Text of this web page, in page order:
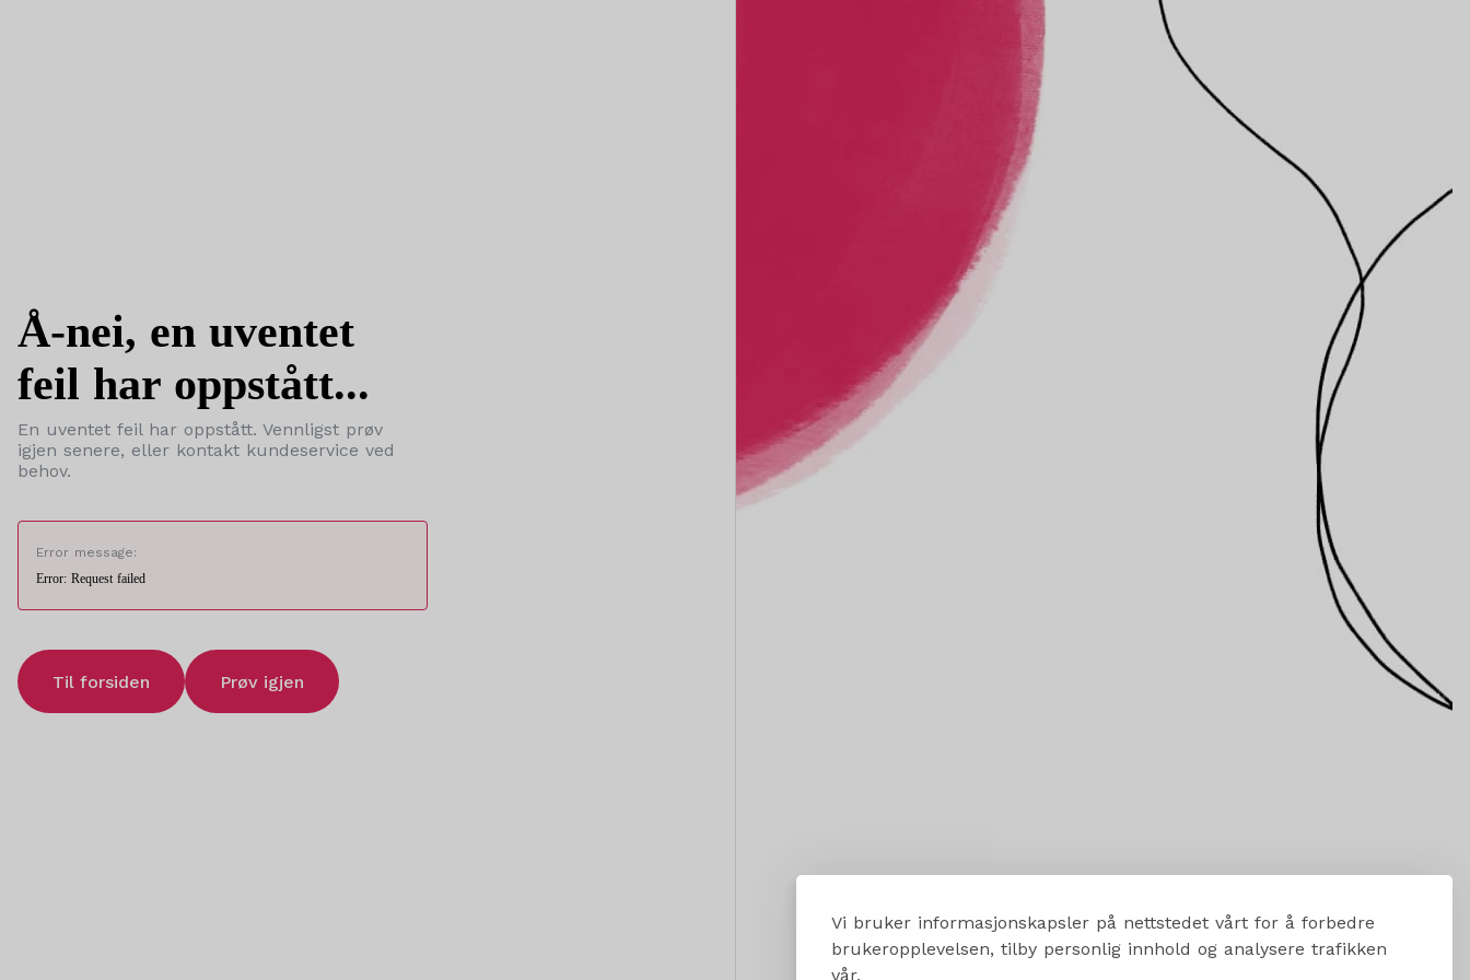
Vi bruker informasjonskapsler på nettstedet vårt for å forbedre
brukeropplevelsen, tilby personlig innhold og analysere trafikken
vår.
Å-nei, en uventet
feil har oppstått...
En uventet feil har oppstått. Vennligst prøv
igjen senere, eller kontakt kundeservice ved
behov.
Error message:
Error: Request failed
Til forsiden Prøv igjen